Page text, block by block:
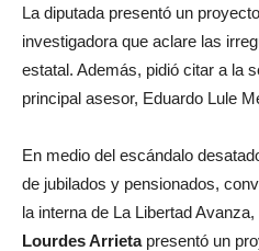
La diputada presentó un
investigadora que aclare las
estatal. Además, pidió citar a la
principal asesor, Eduardo Lule
En medio del escándalo
de jubilados y pensionados,
la interna de La Libertad Avanza,
Lourdes Arrietapresentó un